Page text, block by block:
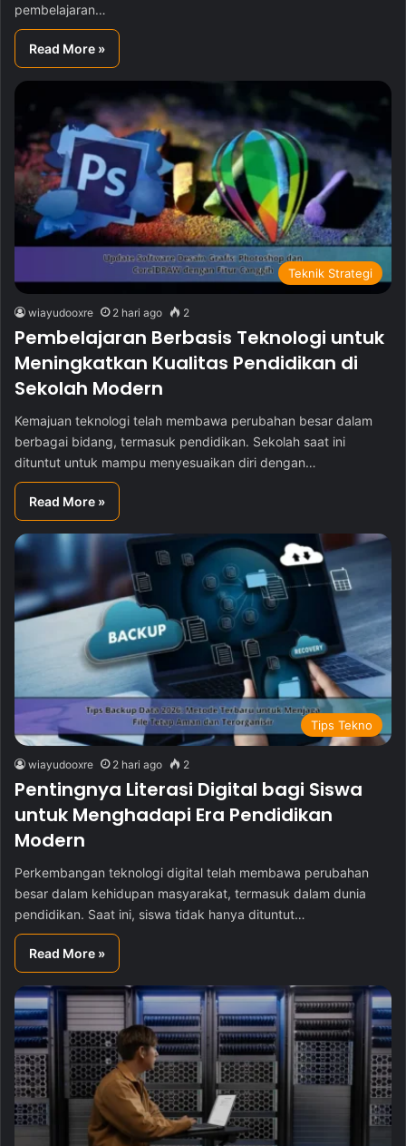
pembelajaran…
Read More »
Teknik Strategi
wiayudooxre 2 hari ago 2
Pembelajaran Berbasis Teknologi untuk
Meningkatkan Kualitas Pendidikan di
Sekolah Modern
Kemajuan teknologi telah membawa perubahan besar dalam
berbagai bidang, termasuk pendidikan. Sekolah saat ini
dituntut untuk mampu menyesuaikan diri dengan…
Read More »
Tips Tekno
wiayudooxre 2 hari ago 2
Pentingnya Literasi Digital bagi Siswa
untuk Menghadapi Era Pendidikan
Modern
Perkembangan teknologi digital telah membawa perubahan
besar dalam kehidupan masyarakat, termasuk dalam dunia
pendidikan. Saat ini, siswa tidak hanya dituntut…
Read More »